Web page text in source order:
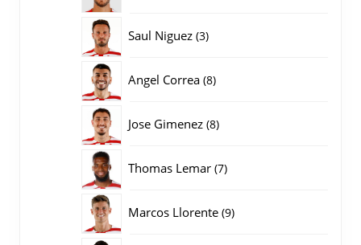
Saul Niguez 33
Angel Correa 88
Jose Gimenez 88
Thomas Lemar 77
Marcos Llorente 99